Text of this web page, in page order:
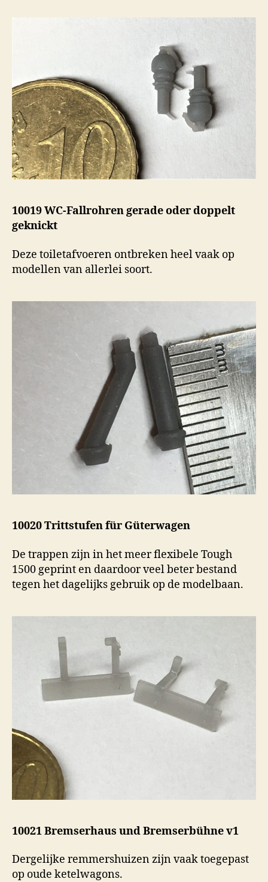
10019 WC-Fallrohren gerade oder doppelt
geknickt
Deze toiletafvoeren ontbreken heel vaak op
modellen van allerlei soort.
10020 Trittstufen für Güterwagen
De trappen zijn in het meer flexibele Tough
1500 geprint en daardoor veel beter bestand
tegen het dagelijks gebruik op de modelbaan.
10021 Bremserhaus und Bremserbühne v1
Dergelijke remmershuizen zijn vaak toegepast
op oude ketelwagons.